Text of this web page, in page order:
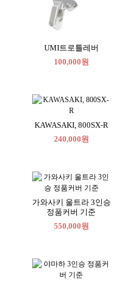
UMI트로틀레버
100,000원
KAWASAKI, 800SX-R
240,000원
가와사키 울트라 3인승
정품커버 기준
550,000원